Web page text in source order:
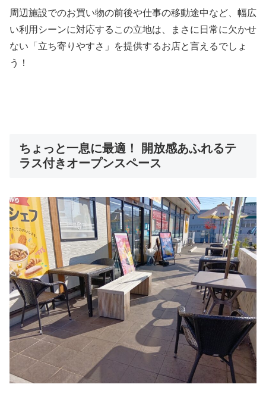
周辺施設でのお買い物の前後や仕事の移動途中など、幅広
い利用シーンに対応するこの立地は、まさに日常に欠かせ
ない「立ち寄りやすさ」を提供するお店と言えるでしょ
う！
ちょっと一息に最適！ 開放感あふれるテ
ラス付きオープンスペース